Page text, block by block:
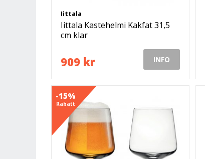
Iittala
Iittala Kastehelmi Kakfat 31,5
cm klar
909 kr INFO
-15%
Rabatt